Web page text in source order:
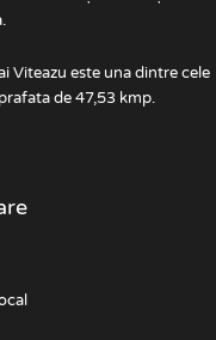
Viteazu este una dintre cele
de 47,53 kmp.